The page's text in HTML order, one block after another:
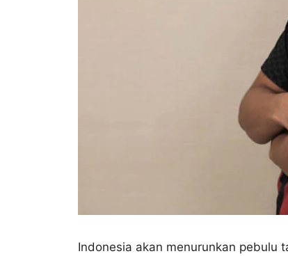
Indonesia akan menurunkan pebulu